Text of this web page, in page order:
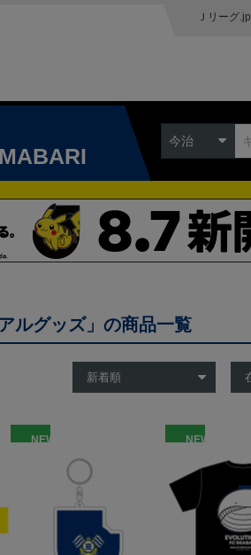
Ｊリーグ.jp
今治
ルグッズ」の商品一覧
NEW NEW